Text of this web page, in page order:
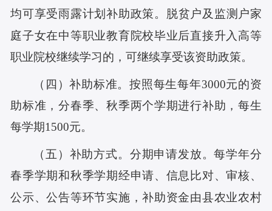
均可享受雨露计划补助政策。脱贫户及 监测 户家
庭子女在中等职业教育院校毕业后直接升入高等
职业院校继续学习的，可继续享受该资助政策。
（四）补助标准。按照每生每年3000元的资
助标准，分春季、秋季两个学期进行补助，每生
每学期1500元。
（五）补助方式。分期申请发放。每学年分
春季学期和秋季学期经申请、信息比对、审核、
公示、公告等环节实施，补助资金由县农业农村